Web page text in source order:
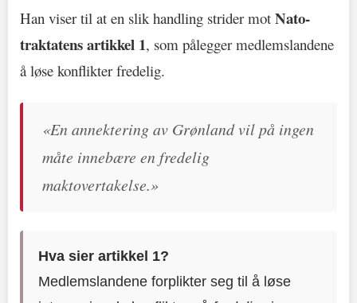
Han viser til at en slik handling strider mot Nato-
traktatens artikkel 1, som pålegger medlemslandene
å løse konflikter fredelig.
«En annektering av Grønland vil på ingen
måte innebære en fredelig
maktovertakelse.»
Hva sier artikkel 1?
Medlemslandene forplikter seg til å løse